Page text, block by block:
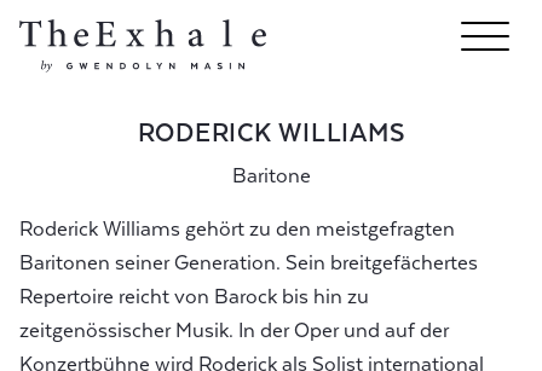
RODERICK WILLIAMS
Baritone
Roderick Williams gehört zu den meistgefragten
Baritonen seiner Generation. Sein breitgefächertes
Repertoire reicht von Barock bis hin zu
zeitgenössischer Musik. In der Oper und auf der
Konzertbühne wird Roderick als Solist international